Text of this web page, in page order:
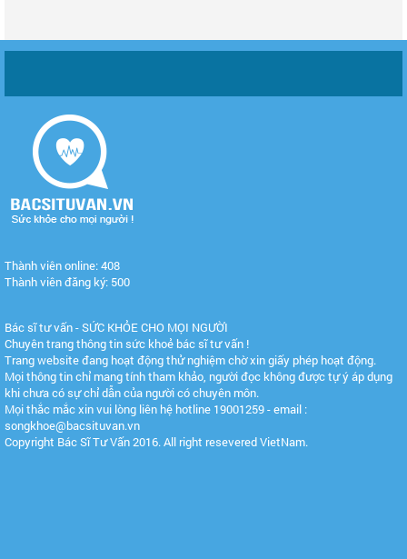
Thành viên online: 408
Thành viên đăng ký: 500
Bác sĩ tư vấn - SỨC KHỎE CHO MỌI NGƯỜI
Chuyên trang thông tin sức khoẻ bác sĩ tư vấn !
Trang website đang hoạt động thử nghiệm chờ xin giấy phép hoạt động.
Mọi thông tin chỉ mang tính tham khảo, người đọc không được tự ý áp dụng
khi chưa có sự chỉ dẫn của người có chuyên môn.
Mọi thắc mắc xin vui lòng liên hệ hotline 19001259 - email :
songkhoe@bacsituvan.vn
Copyright Bác Sĩ Tư Vấn 2016. All right resevered VietNam.